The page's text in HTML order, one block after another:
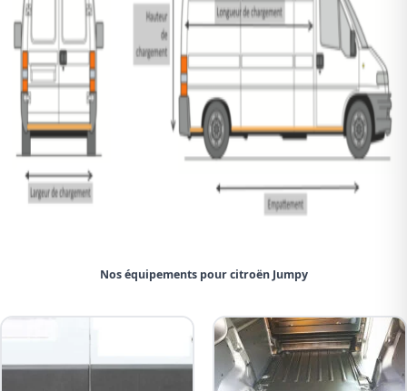
Nos équipements pour citroën Jumpy